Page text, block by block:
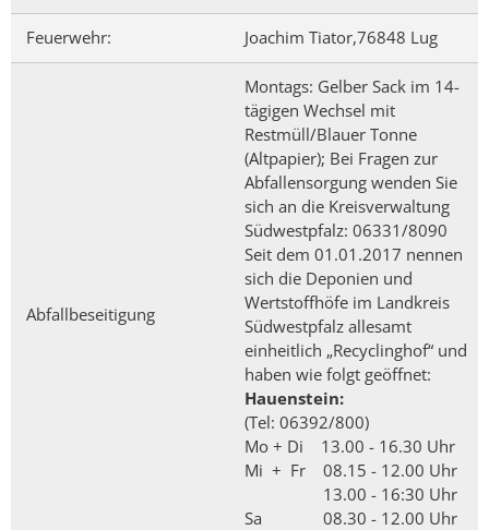
Feuerwehr: Joachim Tiator,76848 Lug
Abfallbeseitigung
Montags: Gelber Sack im 14-
tägigen Wechsel mit
Restmüll/Blauer Tonne
(Altpapier); Bei Fragen zur
Abfallensorgung wenden Sie
sich an die Kreisverwaltung
Südwestpfalz: 06331/8090
Seit dem 01.01.2017 nennen
sich die Deponien und
Wertstoffhöfe im Landkreis
Südwestpfalz allesamt
einheitlich „Recyclinghof“ und
haben wie folgt geöffnet:
Hauenstein:
(Tel: 06392/800)
Mo + Di 13.00 - 16.30 Uhr
Mi + Fr 08.15 - 12.00 Uhr
13.00 - 16:30 Uhr
Sa 08.30 - 12.00 Uhr